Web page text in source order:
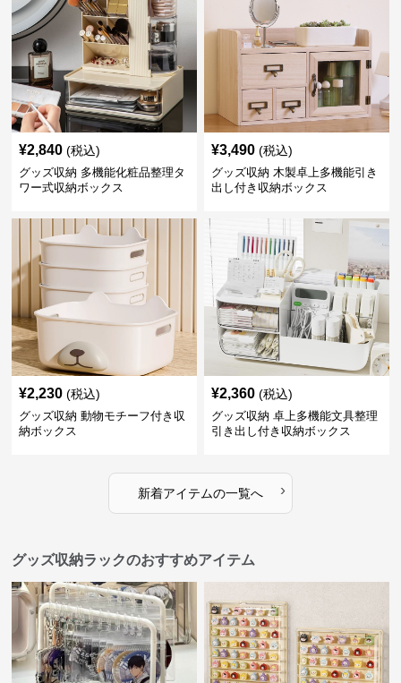
¥2,840 (税込)
グッズ収納 多機能化粧品整理タ
ワー式収納ボックス
¥3,490 (税込)
グッズ収納 木製卓上多機能引き
出し付き収納ボックス
¥2,230 (税込)
グッズ収納 動物モチーフ付き収
納ボックス
¥2,360 (税込)
グッズ収納 卓上多機能文具整理
引き出し付き収納ボックス
新着アイテムの一覧へ ›
グッズ収納ラックのおすすめアイテム